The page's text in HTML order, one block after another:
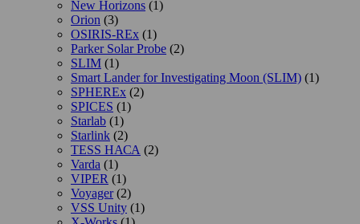
New Horizons (1)
Orion (3)
OSIRIS-REx (1)
Parker Solar Probe (2)
SLIM (1)
Smart Lander for Investigating Moon (SLIM) (1)
SPHEREx (2)
SPICES (1)
Starlab (1)
Starlink (2)
TESS НАСА (2)
Varda (1)
VIPER (1)
Voyager(2)
VSS Unity (1)